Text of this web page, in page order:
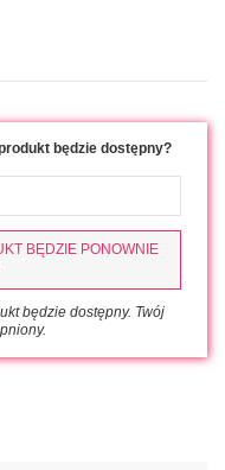
będzie dostępny?
BĘDZIE PONOWNIE
będzie dostępny. Twój